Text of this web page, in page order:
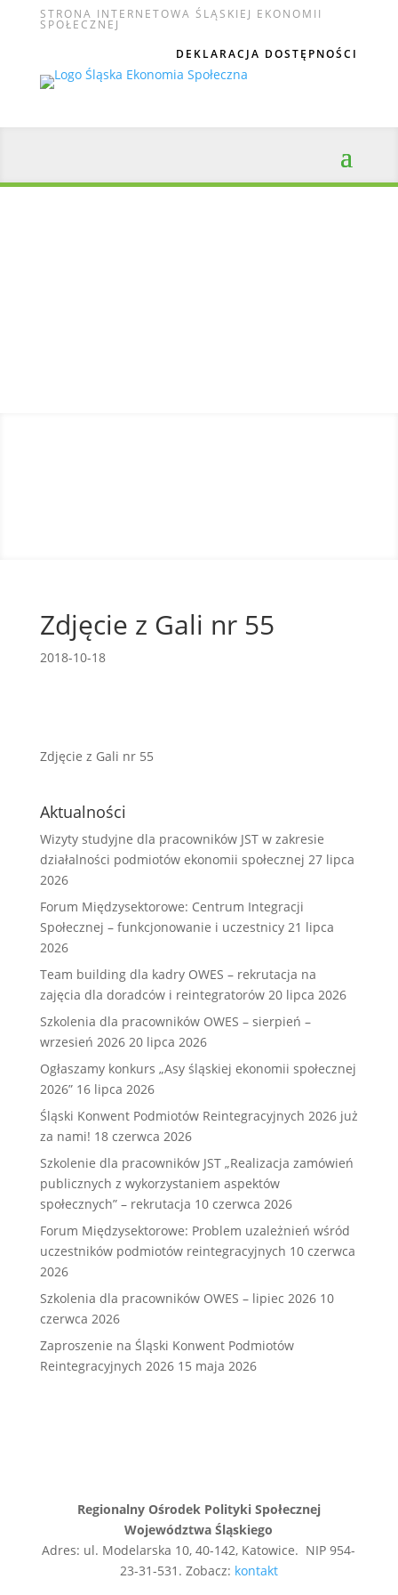
STRONA INTERNETOWA ŚLĄSKIEJ EKONOMII
SPOŁECZNEJ
DEKLARACJA DOSTĘPNOŚCI
Zdjęcie z Gali nr 55
2018-10-18
Zdjęcie z Gali nr 55
Aktualności
Wizyty studyjne dla pracowników JST w zakresie
działalności podmiotów ekonomii społecznej 27 lipca
2026
Forum Międzysektorowe: Centrum Integracji
Społecznej – funkcjonowanie i uczestnicy 21 lipca
2026
Team building dla kadry OWES – rekrutacja na
zajęcia dla doradców i reintegratorów 20 lipca 2026
Szkolenia dla pracowników OWES – sierpień –
wrzesień 2026 20 lipca 2026
Ogłaszamy konkurs „Asy śląskiej ekonomii społecznej
2026” 16 lipca 2026
Śląski Konwent Podmiotów Reintegracyjnych 2026 już
za nami! 18 czerwca 2026
Szkolenie dla pracowników JST „Realizacja zamówień
publicznych z wykorzystaniem aspektów
społecznych” – rekrutacja 10 czerwca 2026
Forum Międzysektorowe: Problem uzależnień wśród
uczestników podmiotów reintegracyjnych 10 czerwca
2026
Szkolenia dla pracowników OWES – lipiec 2026 10
czerwca 2026
Zaproszenie na Śląski Konwent Podmiotów
Reintegracyjnych 2026 15 maja 2026
Regionalny Ośrodek Polityki Społecznej
Województwa Śląskiego
Adres: ul. Modelarska 10, 40-142, Katowice. NIP 954-
23-31-531. Zobacz: kontakt